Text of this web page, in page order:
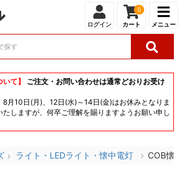
ログイン
0
カート メニュー
て】
ご注文・お問い合わせは通常どおりお受け
月10日(月)、12日(水)～14日(金)はお休みとなりま
しますが、何卒ご理解を賜りますようお願い申し
ライト・LEDライト・懐中電灯 COB懐中